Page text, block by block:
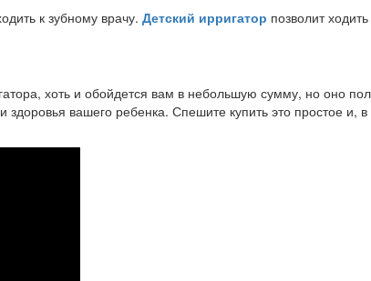
к зубному врачу. Детский ирригатор позволит
хоть и обойдется вам в небольшую сумму, но оно
вашего ребенка. Спешите купить это простое и,